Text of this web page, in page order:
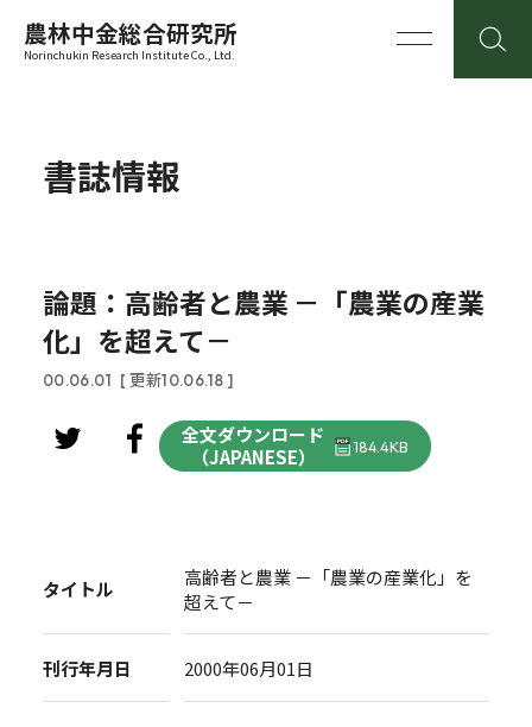
農林中金総合研究所
Norinchukin Research Institute Co., Ltd.
書誌情報
論題：高齢者と農業 －「農業の産業
化」を超えて－
00.06.01 [ 更新10.06.18 ]
全文ダウンロード
（JAPANESE）
184.4KB
タイトル
高齢者と農業 －「農業の産業化」を
超えて－
刊行年月日 2000年06月01日